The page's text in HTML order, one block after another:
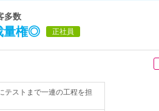
多数
量権◎ 正社員
テストまで一連の工程を担